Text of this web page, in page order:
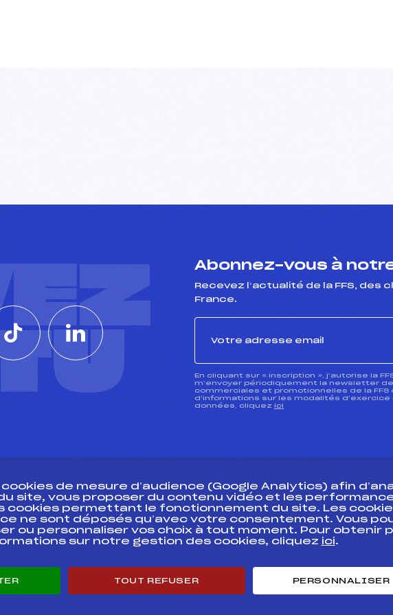
Abonnez-vous à
Recevez l’actualité de la FFS, des
France.
En cliquant sur « inscription », j’autorise la
m’envoyer périodiquement la newsletter
commerciales et promotionnelles de la FFS
d’informations sur les modalités
données, cliquez ici
Pass’Neige
Projet sportif fédéral
Pôle vie de l’athlète
Enseignement
de mesure d’audience (Google Analytics) afin
site, vous proposer du contenu vidéo et les
cookies permettant le fonctionnement du site. Les
ne sont déposés qu’avec votre consentement. Vous
ou personnaliser vos choix à tout moment. Pour obtenir
sur notre gestion des cookies, cliquez ici.
TOUT REFUSER PERSONNALISER